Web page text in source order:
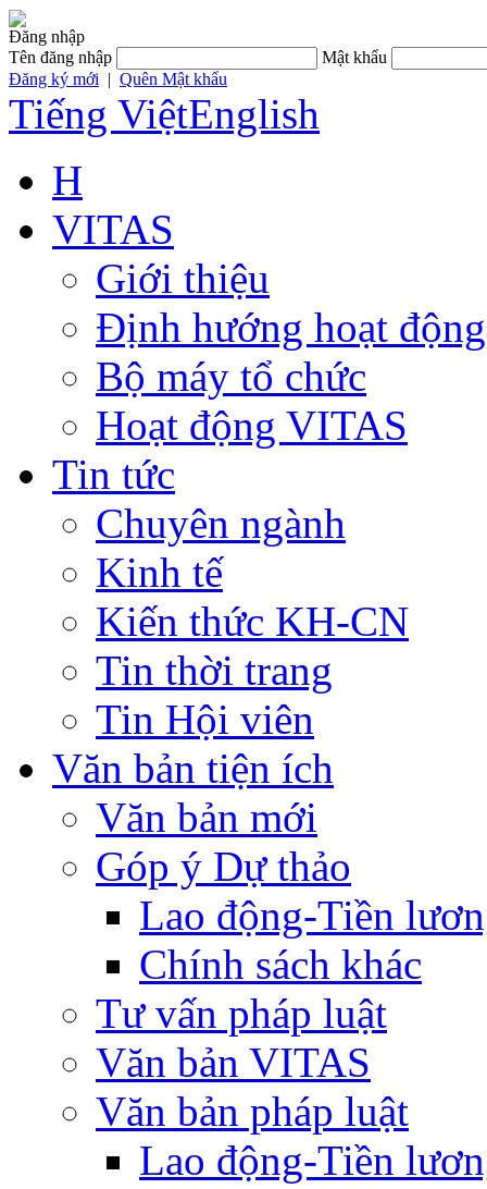
Đăng nhập
Tên đăng nhập
Mật khẩu
Đăng ký mới | Quên Mật khẩu
Tiếng ViệtEnglish
H
VITAS
Giới thiệu
Định hướng hoạt động
Bộ máy tổ chức
Hoạt động VITAS
Tin tức
Chuyên ngành
Kinh tế
Kiến thức KH-CN
Tin thời trang
Tin Hội viên
Văn bản tiện ích
Văn bản mới
Góp ý Dự thảo
Lao động-Tiền
Chính sách khác
Tư vấn pháp luật
Văn bản VITAS
Văn bản pháp luật
Lao động-Tiền